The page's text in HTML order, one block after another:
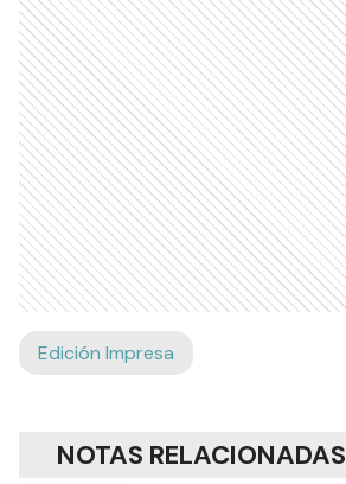
Edición Impresa
NOTAS RELACIONADAS